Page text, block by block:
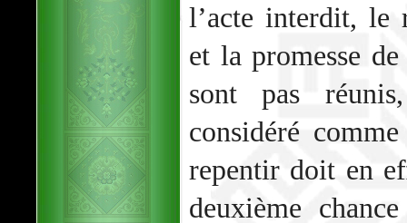
l’acte interdit, le
et la promesse
sont pas
considéré
repentir doit en
deuxième